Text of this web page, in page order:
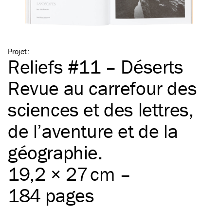
Projet:
Reliefs #11 – Déserts
Revue au carrefour des
sciences et des lettres,
de l’aventure et de la
géographie.
19,2 × 27 cm –
184 pages